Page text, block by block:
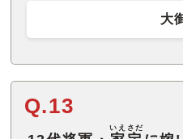
大
Q.13
いえさだ